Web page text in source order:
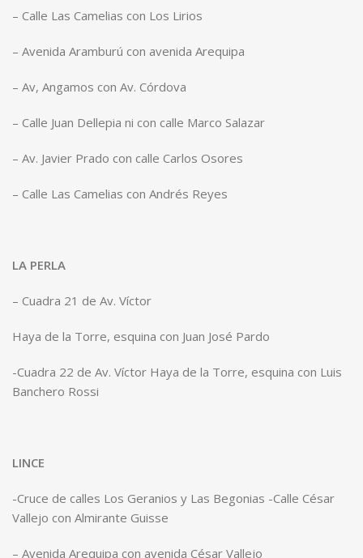
– Calle Las Camelias con Los Lirios
– Avenida Aramburú con avenida Arequipa
– Av, Angamos con Av. Córdova
– Calle Juan Dellepia ni con calle Marco Salazar
– Av. Javier Prado con calle Carlos Osores
– Calle Las Camelias con Andrés Reyes
LA PERLA
– Cuadra 21 de Av. Víctor
Haya de la Torre, esquina con Juan José Pardo
-Cuadra 22 de Av. Víctor Haya de la Torre, esquina con Luis
Banchero Rossi
LINCE
-Cruce de calles Los Geranios y Las Begonias -Calle César
Vallejo con Almirante Guisse
– Avenida Arequipa con avenida César Vallejo